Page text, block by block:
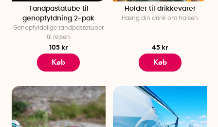
Tandpastatube til
genopfyldning 2-pak
Genopfyldelige tandpastatuber
til rejsen
105 kr
Køb
Holder til drikkevarer
Hæng din drink om halsen
45 kr
Køb